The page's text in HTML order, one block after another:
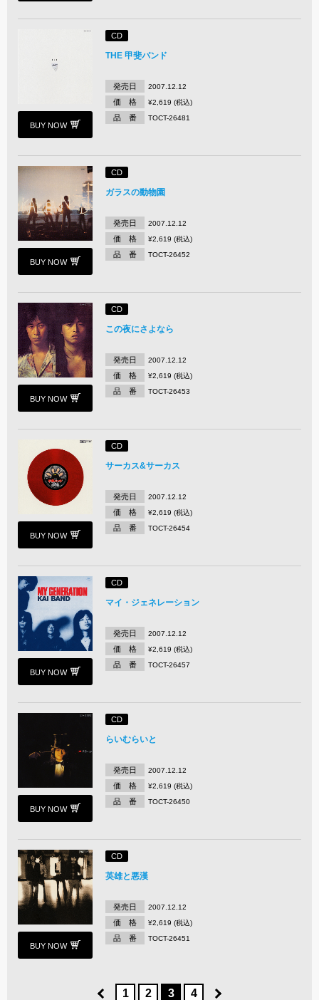
BUY NOW
CD
THE 甲斐バンド
発売日 2007.12.12
価 格 ¥2,619 (税込)
品 番 TOCT-26481
BUY NOW
CD
ガラスの動物園
発売日 2007.12.12
価 格 ¥2,619 (税込)
品 番 TOCT-26452
BUY NOW
CD
この夜にさよなら
発売日 2007.12.12
価 格 ¥2,619 (税込)
品 番 TOCT-26453
BUY NOW
CD
サーカス&サーカス
発売日 2007.12.12
価 格 ¥2,619 (税込)
品 番 TOCT-26454
BUY NOW
CD
マイ・ジェネレーション
発売日 2007.12.12
価 格 ¥2,619 (税込)
品 番 TOCT-26457
BUY NOW
CD
らいむらいと
発売日 2007.12.12
価 格 ¥2,619 (税込)
品 番 TOCT-26450
BUY NOW
CD
英雄と悪漢
発売日 2007.12.12
価 格 ¥2,619 (税込)
品 番 TOCT-26451
1 2 3 4